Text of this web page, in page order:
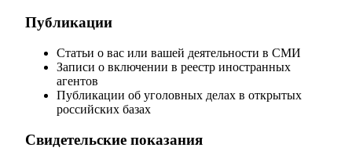
Публикации
Статьи о вас или вашей деятельности в СМИ
Записи о включении в реестр иностранных
агентов
Публикации об уголовных делах в открытых
российских базах
Свидетельские показания